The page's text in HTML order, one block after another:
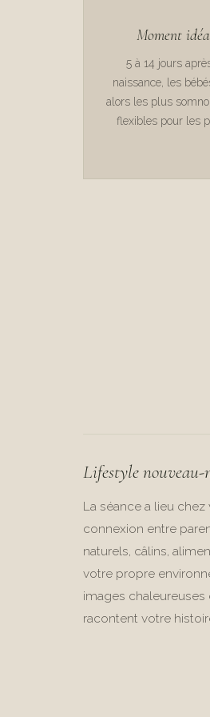
Moment
5 à 14 jours
naissance, les
alors les plus
flexibles pour les
Lifestyle nouveau-
La séance a lieu
connexion entre
naturels, câlins,
votre propre
images
racontent votre